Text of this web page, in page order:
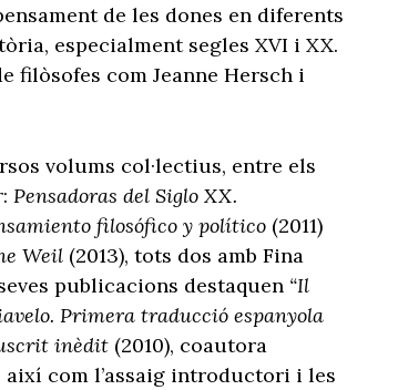
de les dones en diferents
especialment segles XVI i XX.
filòsofes com Jeanne Hersch i
volums col·lectius, entre els
Pensadoras del Siglo XX.
filosófico y político (2011)
Weil (2013), tots dos amb Fina
publicacions destaquen “Il
Primera traducció espanyola
inèdit (2010), coautora
així com l’assaig introductori i les